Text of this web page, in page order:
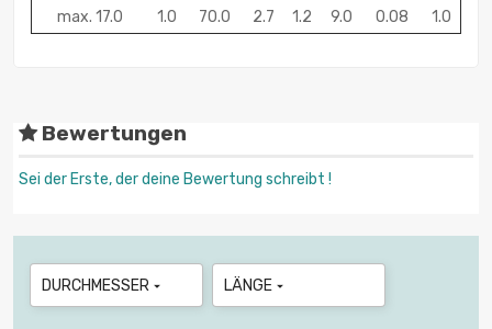
max. 17.0
1.0 70.0 2.7 1.2 9.0 0.08 1.0
Bewertungen
Sei der Erste, der deine Bewertung schreibt !
DURCHMESSER  LÄNGE 